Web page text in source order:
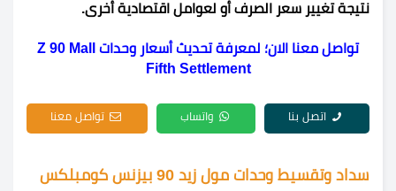
نتيجة تغيير سعر الصرف أو لعوامل اقتصادية أخرى.
تواصل معنا الان؛ لمعرفة تحديث أسعار وحدات Z 90 Mall
Fifth Settlement
اتصل بنا واتساب تواصل معنا
سداد وتقسيط وحدات مول زيد 90 بيزنس كومبلكس